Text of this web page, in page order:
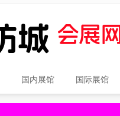
国内展馆 国际展馆